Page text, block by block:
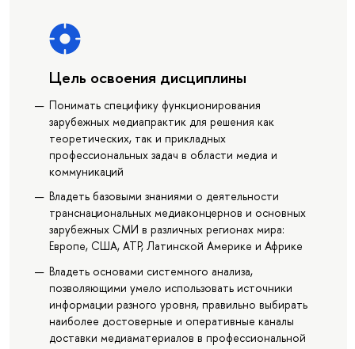
Цель освоения дисциплины
Понимать специфику функционирования
зарубежных медиапрактик для решения как
теоретических, так и прикладных
профессиональных задач в области медиа и
коммуникаций
Владеть базовыми знаниями о деятельности
транснациональных медиаконцернов и основных
зарубежных СМИ в различных регионах мира:
Европе, США, АТР, Латинской Америке и Африке
Владеть основами системного анализа,
позволяющими умело использовать источники
информации разного уровня, правильно выбирать
наиболее достоверные и оперативные каналы
доставки медиаматериалов в профессиональной